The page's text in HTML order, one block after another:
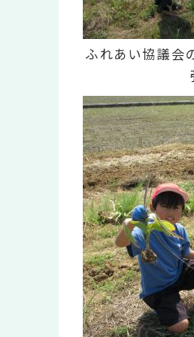
ふれあい協議会